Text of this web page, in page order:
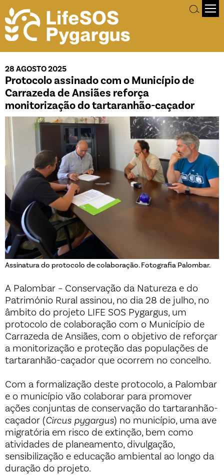
28 AGOSTO 2025
Protocolo assinado com o Município de
Carrazeda de Ansiães reforça
monitorização do tartaranhão-caçador
Assinatura do protocolo de colaboração. Fotografia Palombar.
A Palombar – Conservação da Natureza e do
Património Rural assinou, no dia 28 de julho, no
âmbito do projeto LIFE SOS Pygargus, um
protocolo de colaboração com o Município de
Carrazeda de Ansiães, com o objetivo de reforçar
a monitorização e proteção das populações de
tartaranhão-caçador que ocorrem no concelho.
Com a formalização deste protocolo, a Palombar
e o município vão colaborar para promover
ações conjuntas de conservação do tartaranhão-
caçador (Circus pygargus) no município, uma ave
migratória em risco de extinção, bem como
atividades de planeamento, divulgação,
sensibilização e educação ambiental ao longo da
duração do projeto.